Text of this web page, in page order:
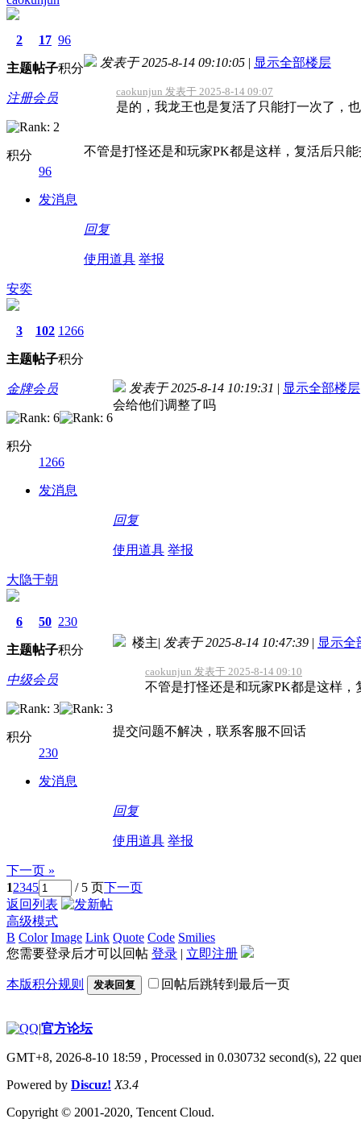
2
主题
17
帖子
96
积分
注册会员
积分
96
发消息
发表于 2025-8-14 09:10:05 | 显示全部楼层
caokunjun 发表于 2025-8-14 09:07
是的，我龙王也是复活了只能打一次了，
不管是打怪还是和玩家PK都是这样，复活后只
回复
使用道具 举报
安奕
3
主题
102
帖子
1266
积分
金牌会员
积分
1266
发消息
发表于 2025-8-14 10:19:31 | 显示全部楼层
会给他们调整了吗
回复
使用道具 举报
大隐于朝
6
主题
50
帖子
230
积分
中级会员
积分
230
发消息
楼主| 发表于 2025-8-14 10:47:39 | 显示全
caokunjun 发表于 2025-8-14 09:10
不管是打怪还是和玩家PK都是这样，
提交问题不解决，联系客服不回话
回复
使用道具 举报
下一页 »
12345 / 5 页下一页
返回列表
高级模式
B Color Image Link Quote Code Smilies
您需要登录后才可以回帖 登录 | 立即注册
本版积分规则 发表回复 回帖后跳转到最后一页
|官方论坛
GMT+8, 2026-8-10 18:59 , Processed in 0.030732 second(s), 22
Powered by Discuz! X3.4
Copyright © 2001-2020, Tencent Cloud.